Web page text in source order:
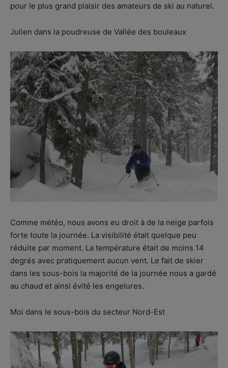
pour le plus grand plaisir des amateurs de ski au naturel.
Julien dans la poudreuse de Vallée des bouleaux
Comme météo, nous avons eu droit à de la neige parfois
forte toute la journée. La visibilité était quelque peu
réduite par moment. La température était de moins 14
degrés avec pratiquement aucun vent. Le fait de skier
dans les sous-bois la majorité de la journée nous a gardé
au chaud et ainsi évité les engelures.
Moi dans le sous-bois du secteur Nord-Est